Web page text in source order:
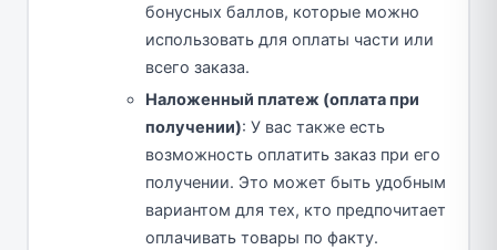
бонусных баллов, которые можно
использовать для оплаты части или
всего заказа.
Наложенный платеж (оплата при
получении): У вас также есть
возможность оплатить заказ при его
получении. Это может быть удобным
вариантом для тех, кто предпочитает
оплачивать товары по факту.